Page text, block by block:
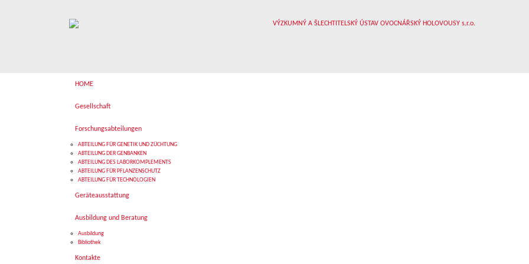
HOME
Gesellschaft
Forschungsabteilungen
ABTEILUNG FÜR GENETIK UND ZÜCHTUNG
ABTEILUNG DER GENBANKEN
ABTEILUNG DES LABORKOMPLEMENTS
ABTEILUNG FÜR PFLANZENSCHUTZ
ABTEILUNG FÜR TECHNOLOGIEN
Geräteausstattung
Ausbildung und Beratung
Ausbildung
Bibliothek
Kontakte